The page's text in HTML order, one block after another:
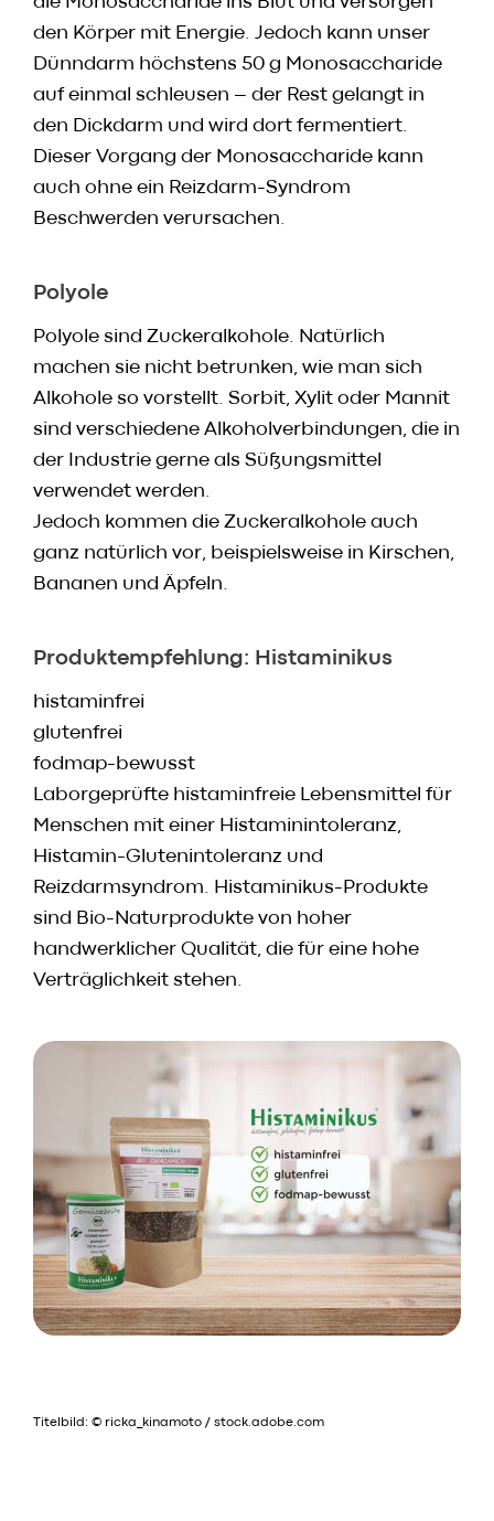
den Körper mit Energie. Jedoch kann unser
Dünndarm höchstens 50 g Monosaccharide
auf einmal schleusen – der Rest gelangt in
den Dickdarm und wird dort fermentiert.
Dieser Vorgang der Monosaccharide kann
auch ohne ein Reizdarm-Syndrom
Beschwerden verursachen.
Polyole
Polyole sind Zuckeralkohole. Natürlich
machen sie nicht betrunken, wie man sich
Alkohole so vorstellt. Sorbit, Xylit oder Mannit
sind verschiedene Alkoholverbindungen, die in
der Industrie gerne als Süßungsmittel
verwendet werden.
Jedoch kommen die Zuckeralkohole auch
ganz natürlich vor, beispielsweise in Kirschen,
Bananen und Äpfeln.
Produktempfehlung: Histaminikus
histaminfrei
glutenfrei
fodmap-bewusst
Laborgeprüfte histaminfreie Lebensmittel für
Menschen mit einer Histaminintoleranz,
Histamin-Glutenintoleranz und
Reizdarmsyndrom. Histaminikus-Produkte
sind Bio-Naturprodukte von hoher
handwerklicher Qualität, die für eine hohe
Verträglichkeit stehen.
Titelbild: © ricka_kinamoto / stock.adobe.com